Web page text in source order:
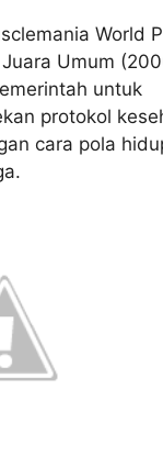
World
Umum
untuk
protokol
cara pola